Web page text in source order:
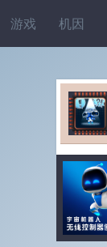
游戏 机因